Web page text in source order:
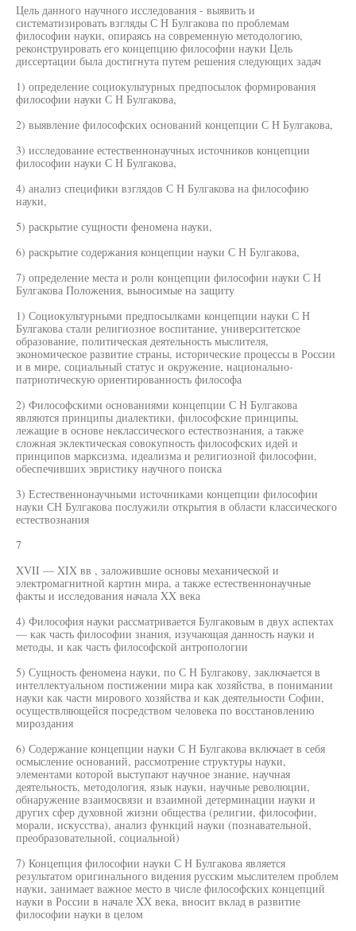
Цель данного научного исследования - выявить и
систематизировать взгляды С Н Булгакова по проблемам
философии науки, опираясь на современную методологию,
реконструировать его концепцию философии науки Цель
диссертации была достигнута путем решения следующих задач
1) определение социокультурных предпосылок формирования
философии науки С Н Булгакова,
2) выявление философских оснований концепции С Н Булгакова,
3) исследование естественнонаучных источников концепции
философии науки С Н Булгакова,
4) анализ специфики взглядов С Н Булгакова на философию
науки,
5) раскрытие сущности феномена науки,
6) раскрытие содержания концепции науки С Н Булгакова,
7) определение места и роли концепции философии науки С Н
Булгакова Положения, выносимые на защиту
1) Социокультурными предпосылками концепции науки С Н
Булгакова стали религиозное воспитание, университетское
образование, политическая деятельность мыслителя,
экономическое развитие страны, исторические процессы в России
и в мире, социальный статус и окружение, национально-
патриотическую ориентированность философа
2) Философскими основаниями концепции С Н Булгакова
являются принципы диалектики, философские принципы,
лежащие в основе неклассического естествознания, а также
сложная эклектическая совокупность философских идей и
принципов марксизма, идеализма и религиозной философии,
обеспечивших эвристику научного поиска
3) Естественнонаучными источниками концепции философии
науки СН Булгакова послужили открытия в области классического
естествознания
7
XVII — XIX вв , заложившие основы механической и
электромагнитной картин мира, а также естественнонаучные
факты и исследования начала XX века
4) Философия науки рассматривается Булгаковым в двух аспектах
— как часть философии знания, изучающая данность науки и
методы, и как часть философской антропологии
5) Сущность феномена науки, по С Н Булгакову, заключается в
интеллектуальном постижении мира как хозяйства, в понимании
науки как части мирового хозяйства и как деятельности Софии,
осуществляющейся посредством человека по восстановлению
мироздания
6) Содержание концепции науки С Н Булгакова включает в себя
осмысление оснований, рассмотрение структуры науки,
элементами которой выступают научное знание, научная
деятельность, методология, язык науки, научные революции,
обнаружение взаимосвязи и взаимной детерминации науки и
других сфер духовной жизни общества (религии, философии,
морали, искусства), анализ функций науки (познавательной,
преобразовательной, социальной)
7) Концепция философии науки С Н Булгакова является
результатом оригинального видения русским мыслителем проблем
науки, занимает важное место в числе философских концепций
науки в России в начале XX века, вносит вклад в развитие
философии науки в целом